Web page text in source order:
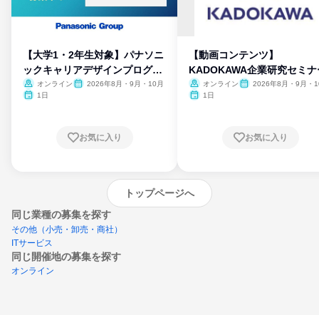
【大学1・2年生対象】パナソニ
ックキャリアデザインプログラ
ム
オンライン
2026年8月・9月・10月
1日
お気に入り
【動画コンテンツ】
KADOKAWA企業研究セミナ
オンライン
2026年8月・9月・
1日
お気に入り
トップページへ
同じ業種の募集を探す
その他（小売・卸売・商社）
ITサービス
同じ開催地の募集を探す
オンライン